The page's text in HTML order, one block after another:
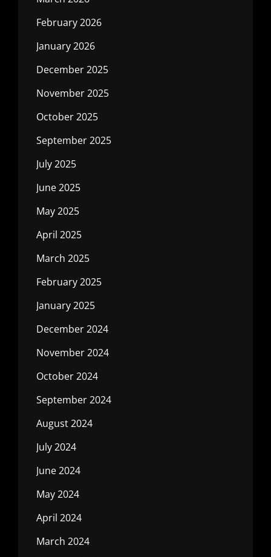
February 2026
January 2026
December 2025
November 2025
October 2025
September 2025
July 2025
June 2025
May 2025
April 2025
March 2025
February 2025
January 2025
December 2024
November 2024
October 2024
September 2024
August 2024
July 2024
June 2024
May 2024
April 2024
March 2024